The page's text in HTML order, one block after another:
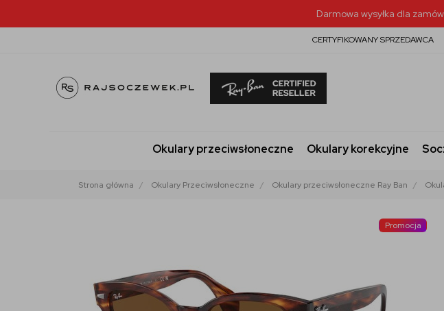
Darmowa wysyłka dla
CERTYFIKOWANY SPRZEDAWCA
Okulary przeciwsłoneczne Okulary korekcyjne
Strona główna Okulary Przeciwsłoneczne Okulary przeciwsłoneczne Ray Ban
Promocja